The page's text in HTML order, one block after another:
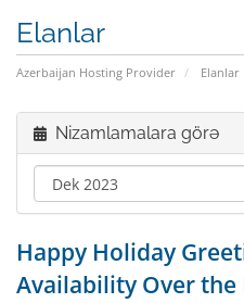
Elanlar
Azerbaijan Hosting Provider Elanlar
Nizamlamalara görə
Happy Holiday
Availability Over the